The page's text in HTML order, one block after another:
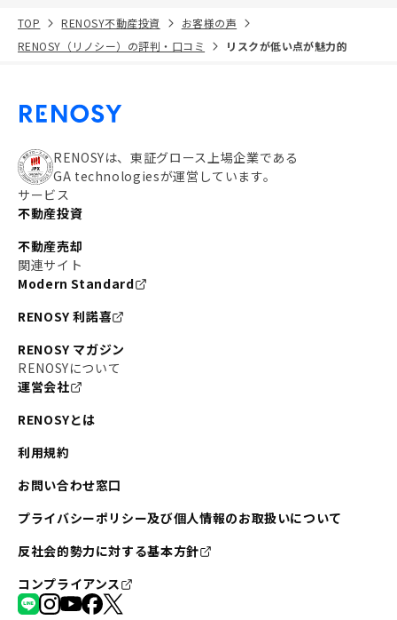
TOP RENOSY不動産投資
お客様の声
RENOSY（リノシー）の評判・口コミ
リスクが低い点が魅力的
RENOSYは、東証グロース上場企業である
GA technologiesが運営しています。
サービス
不動産投資
不動産売却
関連サイト
Modern Standard
RENOSY 利諾喜
RENOSY マガジン
RENOSYについて
運営会社
RENOSYとは
利用規約
お問い合わせ窓口
プライバシーポリシー及び個人情報のお取扱いについて
反社会的勢力に対する基本方針
コンプライアンス